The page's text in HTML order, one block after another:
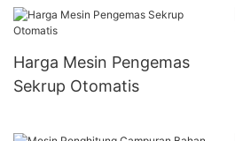
Harga Mesin Pengemas
Sekrup Otomatis